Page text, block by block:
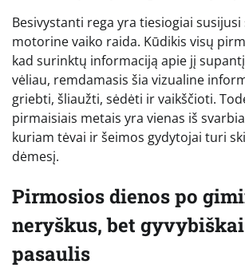
Besivystanti rega yra tiesiogiai
motorine vaiko raida. Kūdikis visų
kad surinktų informaciją apie jį
vėliau, remdamasis šia vizualine
griebti, šliaužti, sėdėti ir vaikščioti.
pirmaisiais metais yra vienas iš
kuriam tėvai ir šeimos gydytojai turi
dėmesį.
Pirmosios dienos po
neryškus, bet
pasaulis